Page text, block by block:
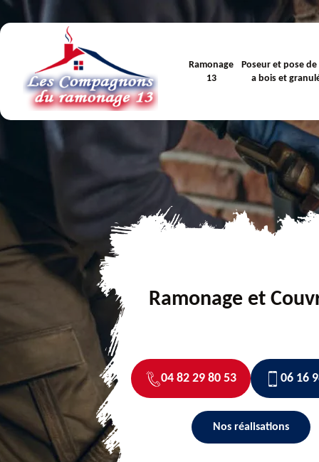
Ramonage
13
Poseur et pose
a bois et
Ramonage et
04 82 29 80 53 06 16
Nos réalisations